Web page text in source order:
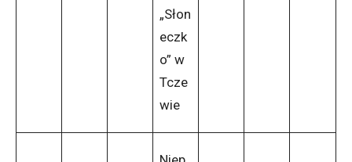
„Słon
eczk
o” w
Tcze
wie